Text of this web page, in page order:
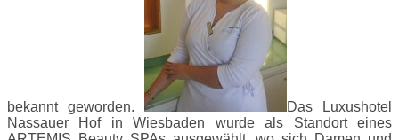
bekannt geworden.
Das Luxushotel
Nassauer Hof in Wiesbaden wurde als Standort eines